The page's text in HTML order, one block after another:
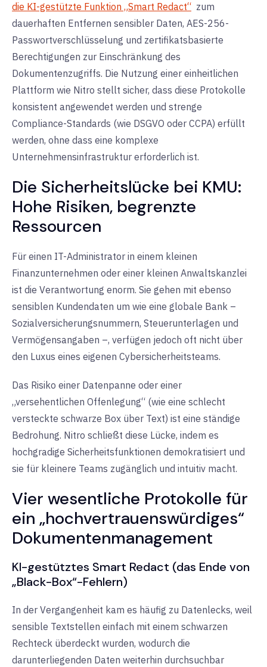
die KI-gestützte Funktion „Smart Redact“ zum
dauerhaften Entfernen sensibler Daten, AES-256-
Passwortverschlüsselung und zertifikatsbasierte
Berechtigungen zur Einschränkung des
Dokumentenzugriffs. Die Nutzung einer einheitlichen
Plattform wie Nitro stellt sicher, dass diese Protokolle
konsistent angewendet werden und strenge
Compliance-Standards (wie DSGVO oder CCPA) erfüllt
werden, ohne dass eine komplexe
Unternehmensinfrastruktur erforderlich ist.
Die Sicherheitslücke bei KMU:
Hohe Risiken, begrenzte
Ressourcen
Für einen IT-Administrator in einem kleinen
Finanzunternehmen oder einer kleinen Anwaltskanzlei
ist die Verantwortung enorm. Sie gehen mit ebenso
sensiblen Kundendaten um wie eine globale Bank –
Sozialversicherungsnummern, Steuerunterlagen und
Vermögensangaben –, verfügen jedoch oft nicht über
den Luxus eines eigenen Cybersicherheitsteams.
Das Risiko einer Datenpanne oder einer
„versehentlichen Offenlegung“ (wie eine schlecht
versteckte schwarze Box über Text) ist eine ständige
Bedrohung. Nitro schließt diese Lücke, indem es
hochgradige Sicherheitsfunktionen demokratisiert und
sie für kleinere Teams zugänglich und intuitiv macht.
Vier wesentliche Protokolle für
ein „hochvertrauenswürdiges“
Dokumentenmanagement
KI-gestütztes Smart Redact (das Ende von
„Black-Box“-Fehlern)
In der Vergangenheit kam es häufig zu Datenlecks, weil
sensible Textstellen einfach mit einem schwarzen
Rechteck überdeckt wurden, wodurch die
darunterliegenden Daten weiterhin durchsuchbar